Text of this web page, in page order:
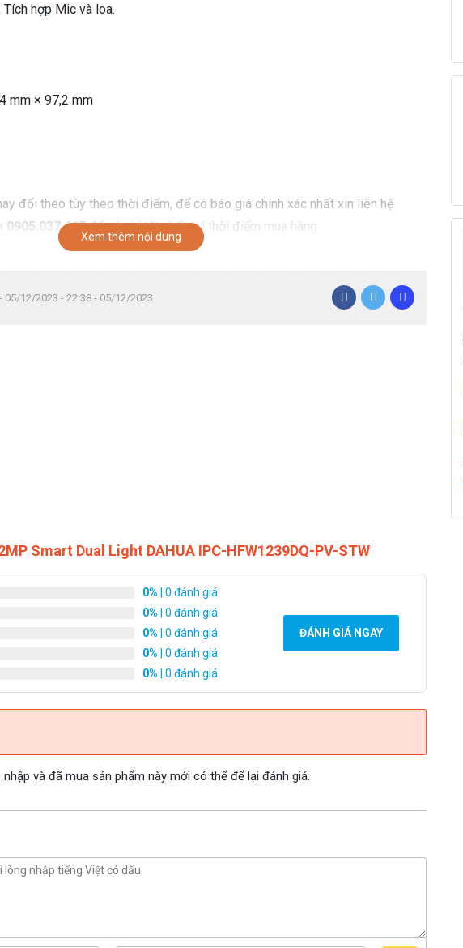
hợp Mic và loa.
mm × 97,2 mm
đổi theo tùy theo thời điểm, để có báo giá chính xác nhất xin liên hệ
0905.037.467để có giá tốt nhất tại thời điểm mua hàng.
Xem thêm nội dung
05/12/2023 - 22:38 - 05/12/2023
Smart Dual Light DAHUA IPC-HFW1239DQ-PV-STW
0% | 0 đánh giá
0% | 0 đánh giá
0% | 0 đánh giá
0% | 0 đánh giá
0% | 0 đánh giá
ĐÁNH GIÁ NGAY
và đã mua sản phẩm này mới có thể để lại đánh giá.